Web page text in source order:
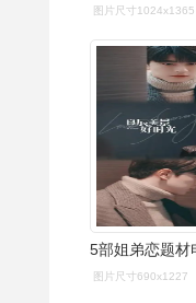
图片尺寸1024x1365
图片尺寸690x1227